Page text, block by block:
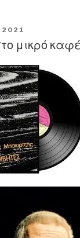
2021
μικρό